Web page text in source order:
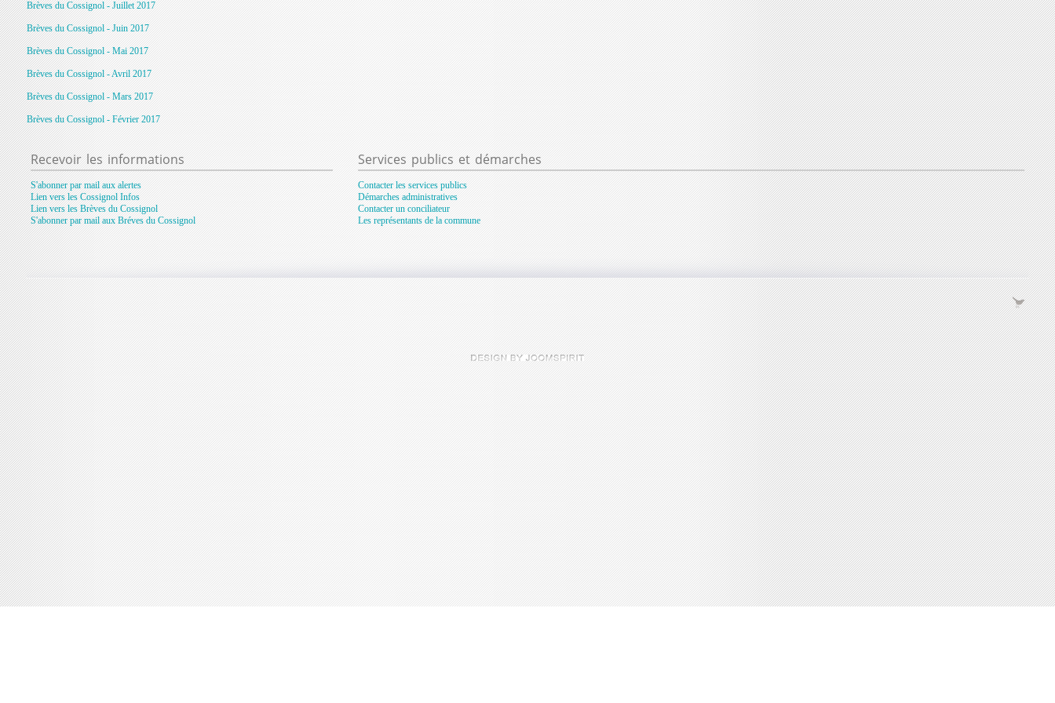
Brèves du Cossignol - Juillet 2017
Brèves du Cossignol - Juin 2017
Brèves du Cossignol - Mai 2017
Brèves du Cossignol - Avril 2017
Brèves du Cossignol - Mars 2017
Brèves du Cossignol - Février 2017
Recevoirles informations
S'abonner par mail aux alertes
Lien vers les Cossignol Infos
Lien vers les Brèves du Cossignol
S'abonner par mail aux Bréves du Cossignol
Services publics et démarches
Contacter les services publics
Démarches administratives
Contacter un conciliateur
Les représentants de la commune